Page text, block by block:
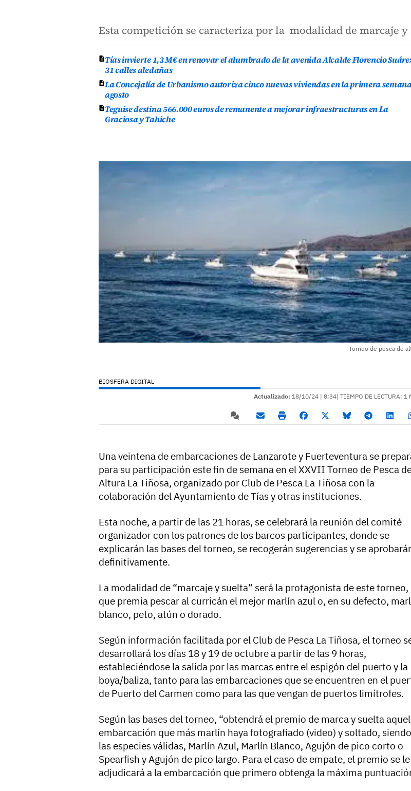
Esta competición se caracteriza por la modalidad de marcaje y
Tías invierte 1,3 M€ en renovar el alumbrado de la avenida Alcalde Florencio
31 calles aledañas
La Concejalía de Urbanismo autoriza cinco nuevas viviendas en la primera
agosto
Teguise destina 566.000 euros de remanente a mejorar infraestructuras en La
Graciosa y Tahiche
Torneo de pesca de
BIOSFERA DIGITAL
Actualizado: 18/10/24 | 8:34| TIEMPO DE LECTURA: 1
Una veintena de embarcaciones de Lanzarote y Fuerteventura se
para su participación este fin de semana en el XXVII Torneo de Pesca
Altura La Tiñosa, organizado por Club de Pesca La Tiñosa con la
colaboración del Ayuntamiento de Tías y otras instituciones.
Esta noche, a partir de las 21 horas, se celebrará la reunión del comité
organizador con los patrones de los barcos participantes, donde se
explicarán las bases del torneo, se recogerán sugerencias y se
definitivamente.
La modalidad de “marcaje y suelta” será la protagonista de este torneo,
que premia pescar al curricán el mejor marlín azul o, en su defecto,
blanco, peto, atún o dorado.
Según información facilitada por el Club de Pesca La Tiñosa, el torneo
desarrollará los días 18 y 19 de octubre a partir de las 9 horas,
estableciéndose la salida por las marcas entre el espigón del puerto y la
boya/baliza, tanto para las embarcaciones que se encuentren en el
de Puerto del Carmen como para las que vengan de puertos limítrofes.
Según las bases del torneo, “obtendrá el premio de marca y suelta
embarcación que más marlín haya fotografiado (video) y soltado, siendo
las especies válidas, Marlín Azul, Marlín Blanco, Agujón de pico corto o
Spearfish y Agujón de pico largo. Para el caso de empate, el premio se le
adjudicará a la embarcación que primero obtenga la máxima